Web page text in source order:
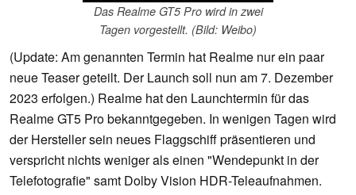
Das Realme GT5 Pro wird in zwei
Tagen vorgestellt. (Bild: Weibo)
(Update: Am genannten Termin hat Realme nur ein paar
neue Teaser geteilt. Der Launch soll nun am 7. Dezember
2023 erfolgen.) Realme hat den Launchtermin für das
Realme GT5 Pro bekanntgegeben. In wenigen Tagen wird
der Hersteller sein neues Flaggschiff präsentieren und
verspricht nichts weniger als einen "Wendepunkt in der
Telefotografie" samt Dolby Vision HDR-Teleaufnahmen.